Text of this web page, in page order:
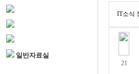
일반자료실
21